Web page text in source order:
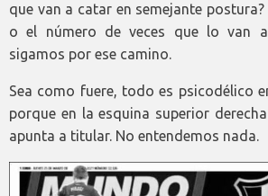
que van a catar en semejante
o el número de veces que lo van
sigamos por ese camino.
Sea como fuere, todo es psicodélico
porque en la esquina superior
apunta a titular. No entendemos nada.